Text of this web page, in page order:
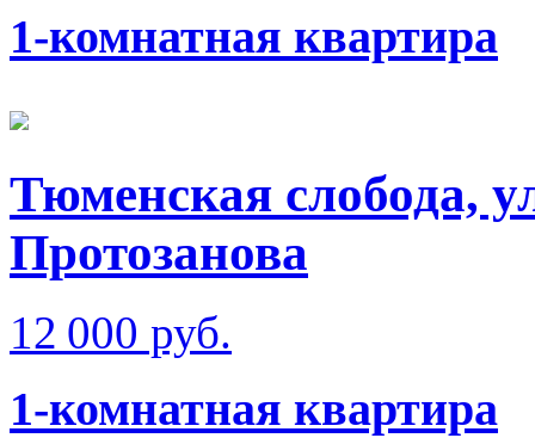
1-комнатная квартира
Тюменская слобода,
Протозанова
12 000 руб.
1-комнатная квартира